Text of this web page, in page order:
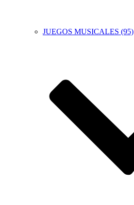
JUEGOS MUSICALES (95)